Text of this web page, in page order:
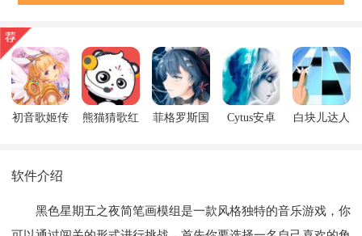
初音歌姬传
熊猫猜歌红
菲格罗斯国
Cytus安卓
白块儿达人
软件介绍
黑色星期五之夜简笔画模组是一款风格独特的音乐游戏，你